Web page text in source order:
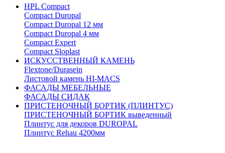
HPL Compact
Compact Duropal
Compact Duropal 12 мм
Compact Duropal 4 мм
Compact Expert
Compact Sloplast
ИСКУССТВЕННЫЙ КАМЕНЬ
Flextone/Durasein
Листовой камень HI-MACS
ФАСАДЫ МЕБЕЛЬНЫЕ
ФАСАДЫ СИДАК
ПРИСТЕНОЧНЫЙ БОРТИК (ПЛИНТУС)
ПРИСТЕНОЧНЫЙ БОРТИК выведенный
Плинтус для декоров DUROPAL
Плинтус Rehau 4200мм